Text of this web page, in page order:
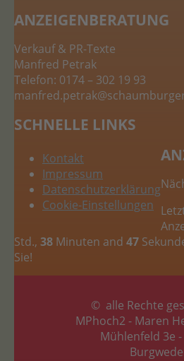
ANZEIGENBERATUNG
Verkauf & PR-Texte
Manfred Petrak
Telefon: 0174 – 302 19 93
manfred.petrak
SCHNELLE LINKS
Kontakt
Impressum
Datenschutzerklärung
Cookie-Einstellungen
Std., 38 Minuten and 46
Sie!
© alle Rechte
MPhoch2 - Maren
Mühlenfeld 3e -